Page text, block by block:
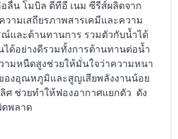
ลื่น โมบิล ดีทีอี เนม ซีรีส์ผลิตจาก
มเสถียรภาพสารเคมีและความ
ณ์และต้านทานการ รวมตัวกับน้ำได้
ด้อย่างดีรวมทั้งการต้านทานต่อน้ำ
มหนืดสูงช่วยให้มั่นใจว่าความหนา
องอุณหภูมิและสูญเสียพลังงานน้อย
ช่วยทำให้ฟองอากาศแยกตัว ดัง
ดพลาด